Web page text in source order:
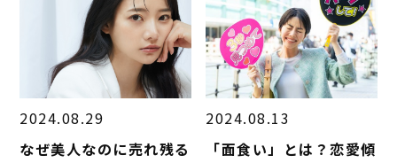
2024.08.29
なぜ美人なのに売れ残る
2024.08.13
「面食い」とは？恋愛傾